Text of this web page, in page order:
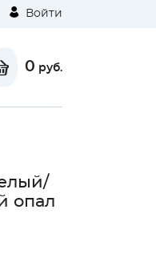
Войти
0 руб.
опал